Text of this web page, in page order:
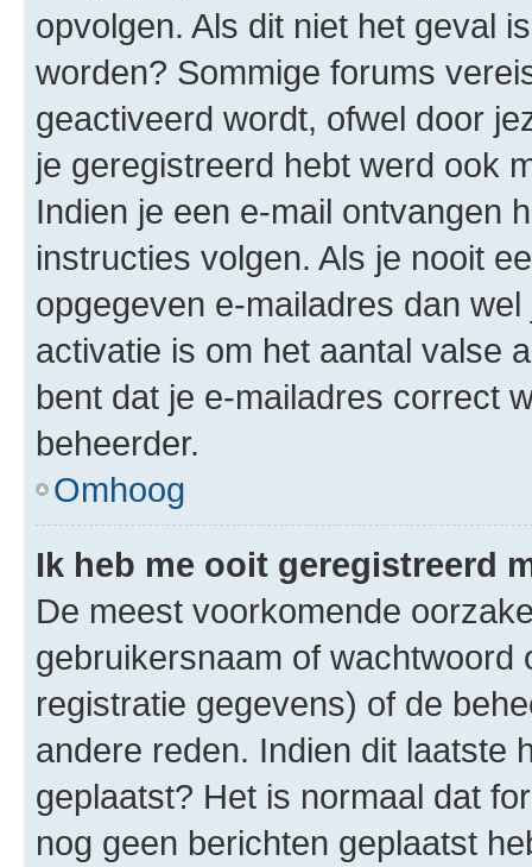
opvolgen. Als dit niet het geval
worden? Sommige forums
geactiveerd wordt, ofwel door
je geregistreerd hebt werd ook
Indien je een e-mail ontvangen
instructies volgen. Als je nooit
opgegeven e-mailadres dan
activatie is om het aantal valse
bent dat je e-mailadres correct
beheerder.
Omhoog
Ik heb me ooit geregistreerd
De meest voorkomende
gebruikersnaam of wachtwoord
registratie gegevens) of de
andere reden. Indien dit laatste
geplaatst? Het is normaal dat
nog geen berichten geplaatst